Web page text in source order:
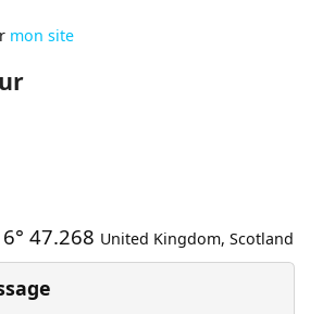
mon site
47.268 United Kingdom,Scotland